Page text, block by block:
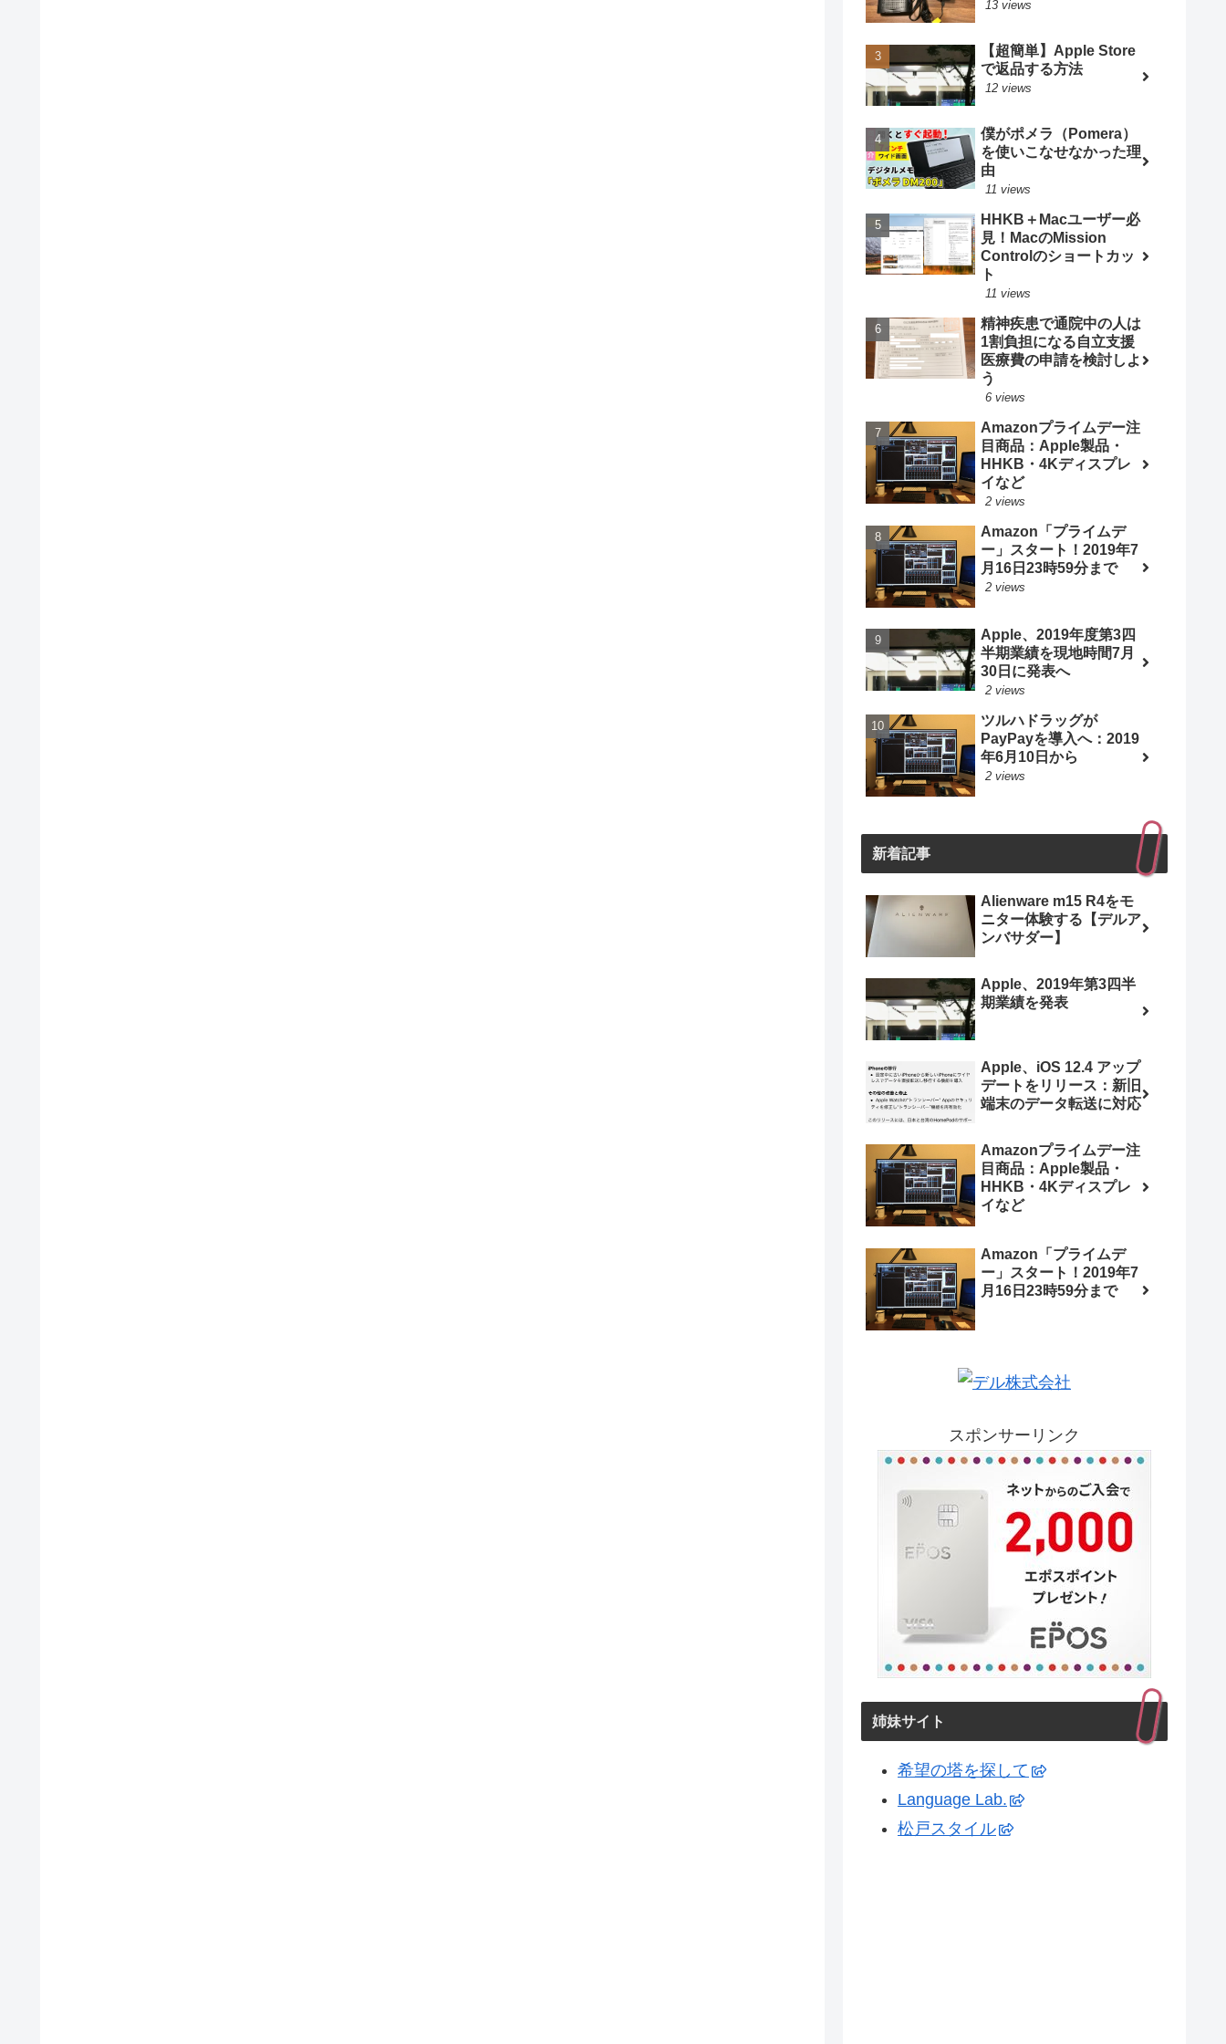
13 views
【超簡単】Apple Store
で返品する方法
12 views
僕がポメラ（Pomera）
を使いこなせなかった理
由
11 views
HHKB＋Macユーザー必
見！MacのMission
Controlのショートカッ
ト
11 views
精神疾患で通院中の人は
1割負担になる自立支援
医療費の申請を検討しよ
う
6 views
Amazonプライムデー注
目商品：Apple製品・
HHKB・4Kディスプレ
イなど
2 views
Amazon「プライムデ
ー」スタート！2019年7
月16日23時59分まで
2 views
Apple、2019年度第3四
半期業績を現地時間7月
30日に発表へ
2 views
ツルハドラッグが
PayPayを導入へ：2019
年6月10日から
2 views
新着記事
Alienware m15 R4をモ
ニター体験する【デルア
ンバサダー】
Apple、2019年第3四半
期業績を発表
Apple、iOS 12.4 アップ
デートをリリース：新旧
端末のデータ転送に対応
Amazonプライムデー注
目商品：Apple製品・
HHKB・4Kディスプレ
イなど
Amazon「プライムデ
ー」スタート！2019年7
月16日23時59分まで
スポンサーリンク
姉妹サイト
希望の塔を探して
Language Lab.
松戸スタイル